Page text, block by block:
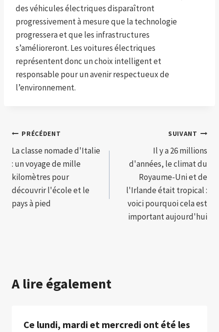
des véhicules électriques disparaîtront
progressivement à mesure que la technologie
progressera et que les infrastructures
s’amélioreront. Les voitures électriques
représentent donc un choix intelligent et
responsable pour un avenir respectueux de
l’environnement.
Navigation
de
l’article
PRÉCÉDENT
La classe nomade d'Italie
: un voyage de mille
kilomètres pour
découvrir l'école et le
pays à pied
SUIVANT
Il y a 26 millions
d'années, le climat du
Royaume-Uni et de
l'Irlande était tropical :
voici pourquoi cela est
important aujourd'hui
A lire également
Ce lundi, mardi et mercredi ont été les